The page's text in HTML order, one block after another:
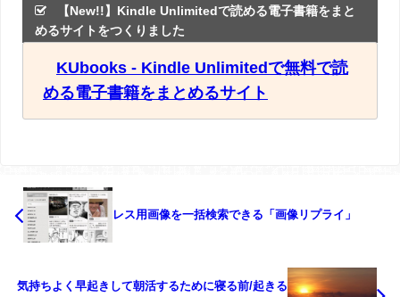
【New!!】Kindle Unlimitedで読める電子書籍をまと
めるサイトをつくりました
KUbooks - Kindle Unlimitedで無料で読
める電子書籍をまとめるサイト
レス用画像を一括検索できる「画像リプライ」
気持ちよく早起きして朝活するために寝る前/起きる